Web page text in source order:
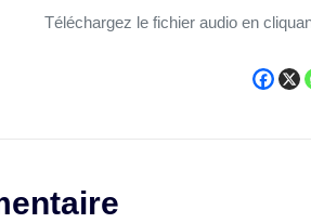
Téléchargez le fichier audio en